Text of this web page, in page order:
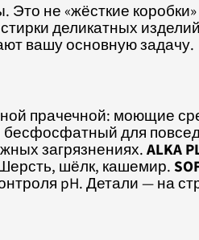
не «жёсткие
деликатных
вашу основную задачу.
прачечной: моющие
для
загрязнениях.ALKA
шёлк, кашемир.
pH. Детали — на